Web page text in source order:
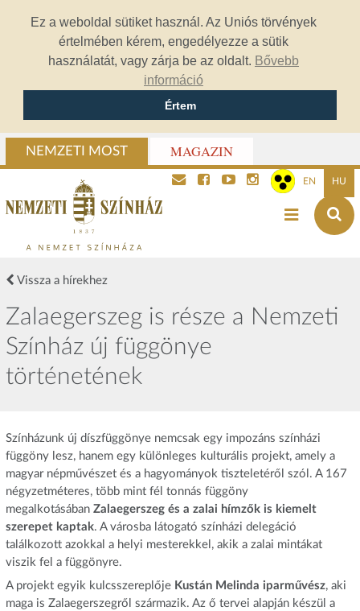
Ez a weboldal sütiket használ. Az Uniós törvények
értelmében kérem, engedélyezze a sütik
használatát, vagy zárja be az oldalt. Bővebb
információ
Értem
NEMZETI MOST MAGAZIN
EN HU
Vissza a hírekhez
Zalaegerszeg is része a Nemzeti
Színház új függönye
történetének
Színházunk új díszfüggönye nemcsak egy impozáns színházi
függöny lesz, hanem egy különleges kulturális projekt, amely a
magyar népművészet és a hagyományok tiszteletéről szól. A 167
négyzetméteres, több mint fél tonnás függöny
megalkotásában Zalaegerszeg és a zalai hímzők is kiemelt
szerepet kaptak. A városba látogató színházi delegáció
találkozott azokkal a helyi mesterekkel, akik a zalai mintákat
viszik fel a függönyre.
A projekt egyik kulcsszereplője Kustán Melinda iparművész, aki
maga is Zalaegerszegről származik. Az ő tervei alapján készül a